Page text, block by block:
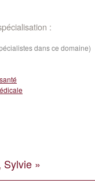
:
dans ce domaine)
»